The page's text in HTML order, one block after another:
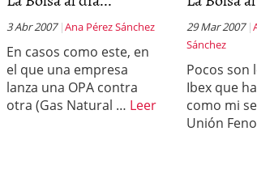
a los costes
21 de noviembre
¿Cuánto cuesta un software
3 Abr 2007 Ana Pérez Sánchez
En casos como este, en
el que una empresa
lanza una OPA contra
otra (Gas Natural … Leer
29 Mar 2007
Sánchez
Pocos son
Ibex que
como mi
Unión